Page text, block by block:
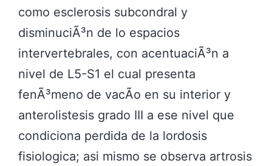
como esclerosis subcondral y
disminuciÃ³n de lo espacios
intervertebrales, con acentuaciÃ³n a
nivel de L5-S1 el cual presenta
fenÃ³meno de vacÃ­o en su interior y
anterolistesis grado III a ese nivel que
condiciona perdida de la lordosis
fisiologica; asi mismo se observa artrosis